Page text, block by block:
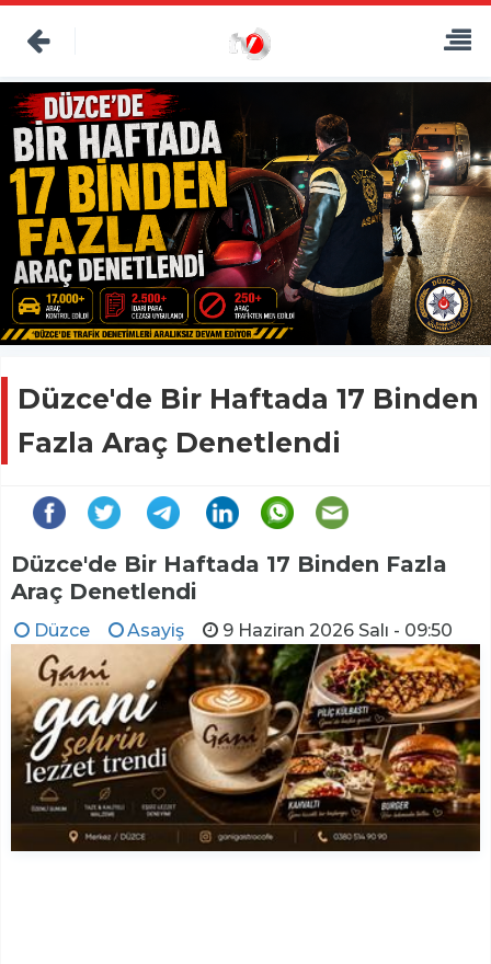
Düzce'de Bir Haftada 17 Binden
Fazla Araç Denetlendi
Düzce'de Bir Haftada 17 Binden Fazla
Araç Denetlendi
Düzce Asayiş 9 Haziran 2026 Salı - 09:50